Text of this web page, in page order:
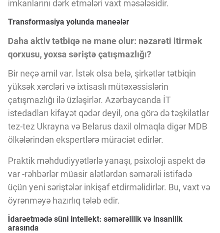
imkanlarını dərk etmələri vaxt məsələsidir.
Transformasiya yolunda maneələr
Daha aktiv tətbiqə nə mane olur: nəzarəti itirmək
qorxusu, yoxsa səriştə çatışmazlığı?
Bir neçə amil var. İstək olsa belə, şirkətlər tətbiqin
yüksək xərcləri və ixtisaslı mütəxəssislərin
çatışmazlığı ilə üzləşirlər. Azərbaycanda İT
istedadları kifayət qədər deyil, ona görə də təşkilatlar
tez-tez Ukrayna və Belarus daxil olmaqla digər MDB
ölkələrindən ekspertlərə müraciət edirlər.
Praktik məhdudiyyətlərlə yanaşı, psixoloji aspekt də
var -rəhbərlər müasir alətlərdən səmərəli istifadə
üçün yeni səriştələr inkişaf etdirməlidirlər. Bu, vaxt və
öyrənməyə hazırlıq tələb edir.
İdarəetmədə süni intellekt: səmərəlilik və insanilik
arasında